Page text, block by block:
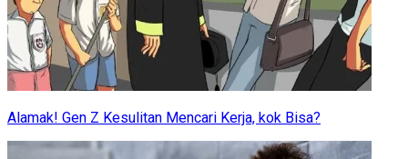
Alamak! Gen Z Kesulitan Mencari Kerja, kok Bisa?